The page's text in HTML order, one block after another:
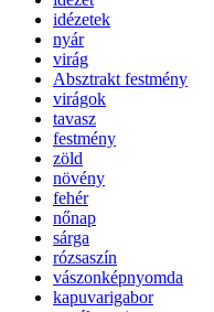
idézetek
nyár
virág
Absztrakt festmény
virágok
tavasz
festmény
zöld
növény
fehér
nőnap
sárga
rózsaszín
vászonképnyomda
kapuvarigabor